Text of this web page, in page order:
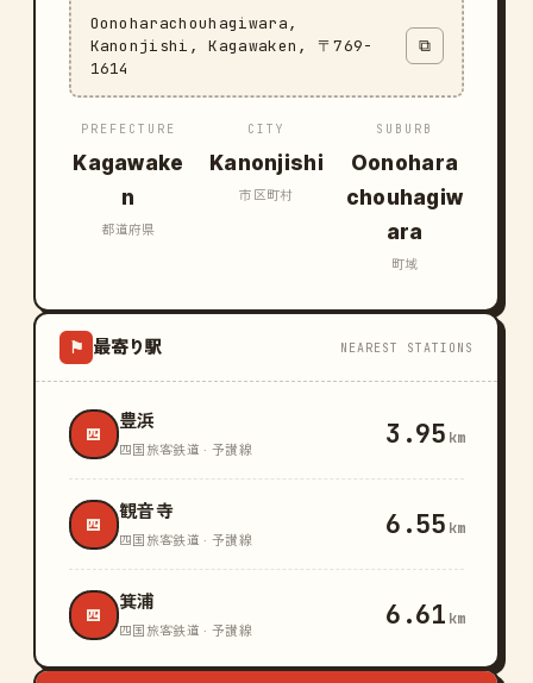
Oonoharachouhagiwara,
Kanonjishi, Kagawaken, 〒769-
1614
⧉
PREFECTURE
Kagawake
n
都道府県
CITY
Kanonjishi
市区町村
SUBURB
Oonohara
chouhagiw
ara
町域
⚑ 最寄り駅 NEAREST STATIONS
四
豊浜
四国旅客鉄道 · 予讃線 3.95 km
四
観音寺
四国旅客鉄道 · 予讃線 6.55 km
四
箕浦
四国旅客鉄道 · 予讃線 6.61 km